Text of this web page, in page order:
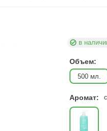
в
Объем:
500 мл.
Аромат: